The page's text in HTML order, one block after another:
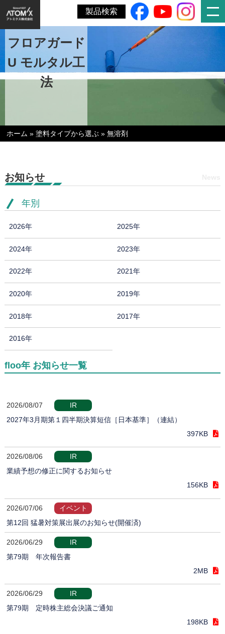
製品検索
フロアガード
U モルタル工
法
ホーム »塗料タイプから選ぶ »無溶剤
お知らせ
年別
2026年 2025年
2024年 2023年
2022年 2021年
2020年 2019年
2018年 2017年
2016年
floo年 お知らせ一覧
2026/08/07
IR
2027年3月期第１四半期決算短信［日本基準］（連結）
397KB
2026/08/06
IR
業績予想の修正に関するお知らせ
156KB
2026/07/06
イベント
第12回 猛暑対策展出展のお知らせ(開催済)
2026/06/29
IR
第79期 年次報告書
2MB
2026/06/29
IR
第79期 定時株主総会決議ご通知
198KB